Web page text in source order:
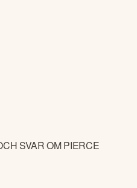
SVAR OM PIERCE